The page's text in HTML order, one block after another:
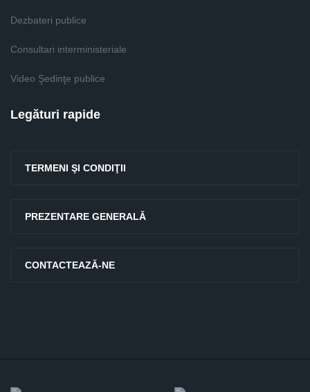
Dezbateri publice
Consultari interministeriale
Video Şedinţe publice
Legături rapide
TERMENI ŞI CONDIŢII
PREZENTARE GENERALĂ
CONTACTEAZĂ-NE